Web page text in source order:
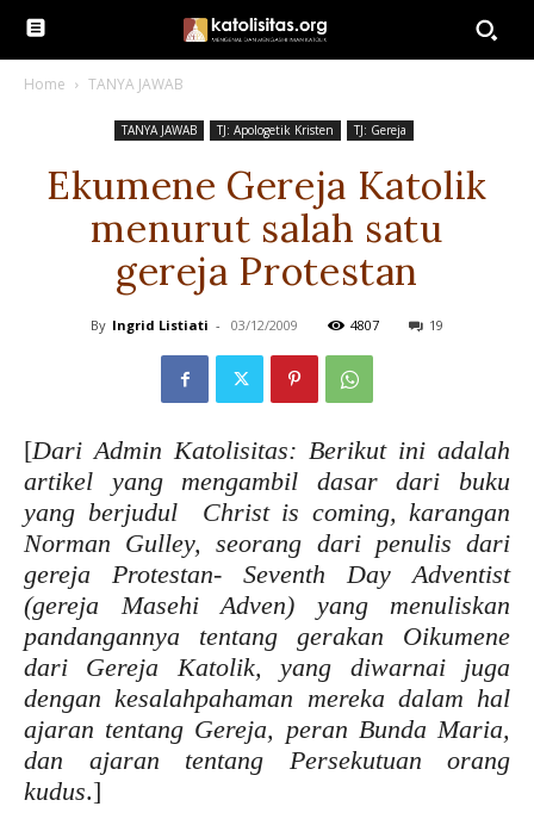
Home TANYA JAWAB
TANYA JAWAB TJ: Apologetik Kristen TJ: Gereja
Ekumene Gereja Katolik
menurut salah satu
gereja Protestan
By Ingrid Listiati - 03/12/2009 4807 19
[Dari Admin Katolisitas: Berikut ini adalah
artikel yang mengambil dasar dari buku
yang berjudul Christ is coming, karangan
Norman Gulley, seorang dari penulis dari
gereja Protestan- Seventh Day Adventist
(gereja Masehi Adven) yang menuliskan
pandangannya tentang gerakan Oikumene
dari Gereja Katolik, yang diwarnai juga
dengan kesalahpahaman mereka dalam hal
ajaran tentang Gereja, peran Bunda Maria,
dan ajaran tentang Persekutuan orang
kudus.]